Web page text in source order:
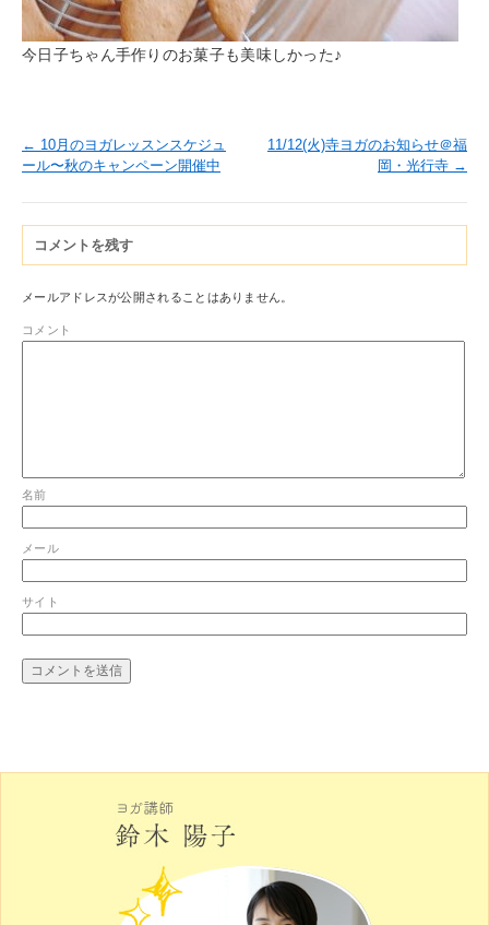
今日子ちゃん手作りのお菓子も美味しかった♪
← 10月のヨガレッスンスケジュ
ール〜秋のキャンペーン開催中
11/12(火)寺ヨガのお知らせ＠福
岡・光行寺 →
コメントを残す
メールアドレスが公開されることはありません。
コメント
名前
メール
サイト